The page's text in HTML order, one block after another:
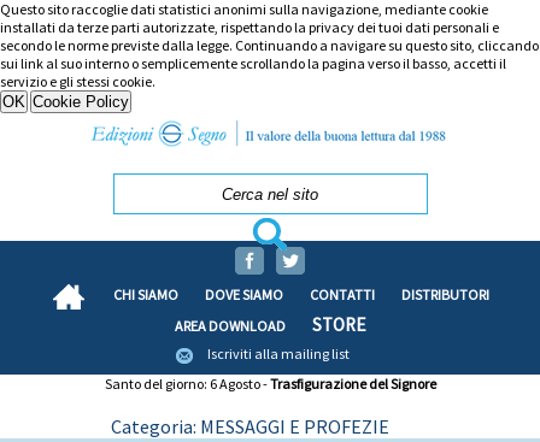
Questo sito raccoglie dati statistici anonimi sulla navigazione, mediante cookie
installati da terze parti autorizzate, rispettando la privacy dei tuoi dati personali e
secondo le norme previste dalla legge. Continuando a navigare su questo sito, cliccando
sui link al suo interno o semplicemente scrollando la pagina verso il basso, accetti il
servizio e gli stessi cookie.
CHI SIAMO DOVE SIAMO CONTATTI
DISTRIBUTORI
AREA DOWNLOAD
STORE
Iscriviti alla mailing list
Santo del giorno: 6 Agosto -Trasfigurazione del Signore
Categoria: MESSAGGI E PROFEZIE